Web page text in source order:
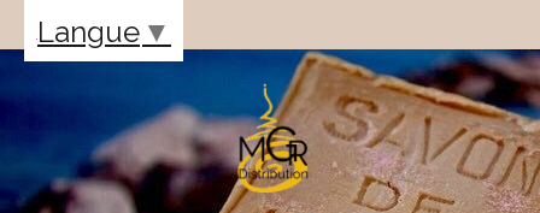
Langue ▼